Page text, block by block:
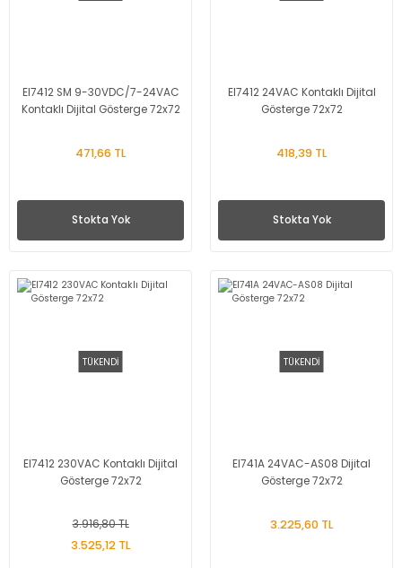
EI7412 SM 9-30VDC/7-24VAC
Kontaklı Dijital Gösterge 72x72
471,66 TL
Stokta Yok
EI7412 24VAC Kontaklı Dijital
Gösterge 72x72
418,39 TL
Stokta Yok
TÜKENDİ
EI7412 230VAC Kontaklı Dijital
Gösterge 72x72
3.916,80 TL
3.525,12 TL
TÜKENDİ
EI741A 24VAC-AS08 Dijital
Gösterge 72x72
3.225,60 TL